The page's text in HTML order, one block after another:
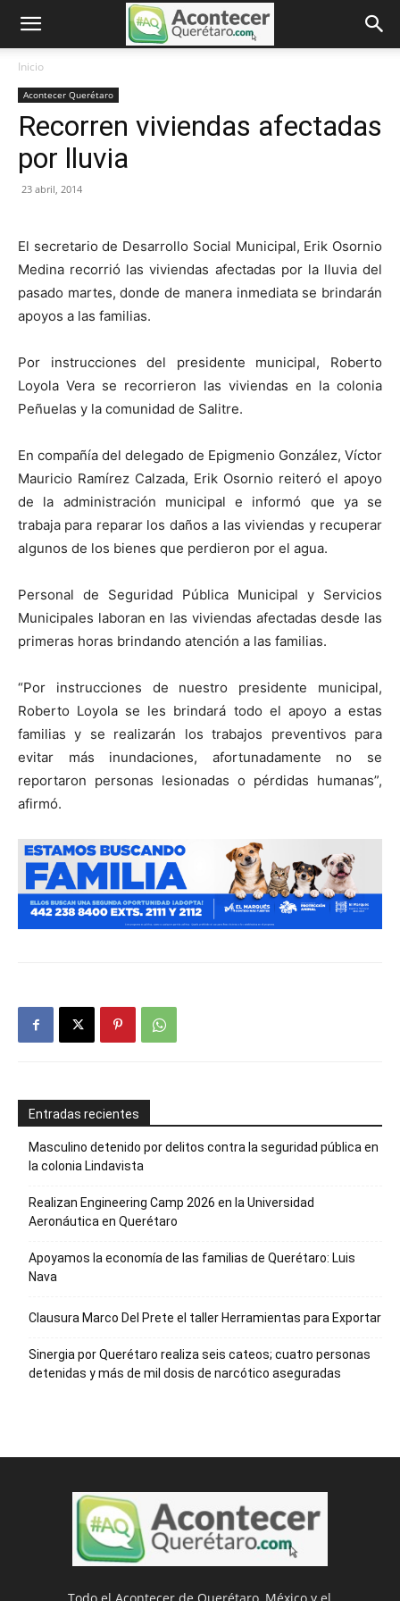
Inicio
Acontecer Querétaro
Recorren viviendas afectadas
por lluvia
23 abril, 2014
El secretario de Desarrollo Social Municipal, Erik Osornio
Medina recorrió las viviendas afectadas por la lluvia del
pasado martes, donde de manera inmediata se brindarán
apoyos a las familias.
Por instrucciones del presidente municipal, Roberto
Loyola Vera se recorrieron las viviendas en la colonia
Peñuelas y la comunidad de Salitre.
En compañía del delegado de Epigmenio González, Víctor
Mauricio Ramírez Calzada, Erik Osornio reiteró el apoyo
de la administración municipal e informó que ya se
trabaja para reparar los daños a las viviendas y recuperar
algunos de los bienes que perdieron por el agua.
Personal de Seguridad Pública Municipal y Servicios
Municipales laboran en las viviendas afectadas desde las
primeras horas brindando atención a las familias.
“Por instrucciones de nuestro presidente municipal,
Roberto Loyola se les brindará todo el apoyo a estas
familias y se realizarán los trabajos preventivos para
evitar más inundaciones, afortunadamente no se
reportaron personas lesionadas o pérdidas humanas”,
afirmó.
Entradas recientes
Masculino detenido por delitos contra la seguridad pública en
la colonia Lindavista
Realizan Engineering Camp 2026 en la Universidad
Aeronáutica en Querétaro
Apoyamos la economía de las familias de Querétaro: Luis
Nava
Clausura Marco Del Prete el taller Herramientas para Exportar
Sinergia por Querétaro realiza seis cateos; cuatro personas
detenidas y más de mil dosis de narcótico aseguradas